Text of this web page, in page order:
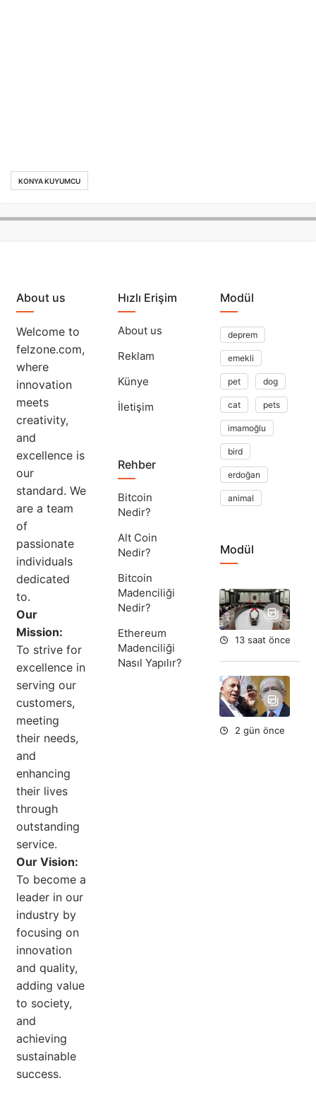
KONYA KUYUMCU
About us
Welcome to
felzone.com,
where
innovation
meets
creativity,
and
excellence is
our
standard. We
are a team
of
passionate
individuals
dedicated
to.
Our
Mission:
To strive for
excellence in
serving our
customers,
meeting
their needs,
and
enhancing
their lives
through
outstanding
service.
Our Vision:
To become a
leader in our
industry by
focusing on
innovation
and quality,
adding value
to society,
and
achieving
sustainable
success.
Hızlı Erişim
About us
Reklam
Künye
İletişim
Rehber
Bitcoin
Nedir?
Alt Coin
Nedir?
Bitcoin
Madenciliği
Nedir?
Ethereum
Madenciliği
Nasıl Yapılır?
Modül
deprem
emekli
pet dog
cat pets
imamoğlu
bird
erdoğan
animal
Modül
13 saat önce
2 gün önce